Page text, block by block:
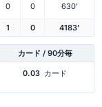
0 0 630'
1 0 4183'
カード / 90分毎
0.03 カード